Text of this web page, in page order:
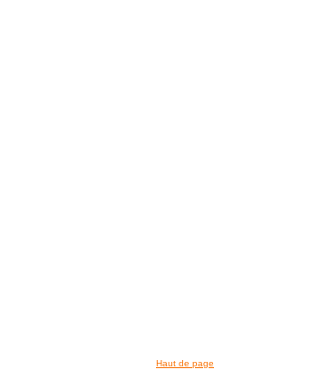
Haut de page